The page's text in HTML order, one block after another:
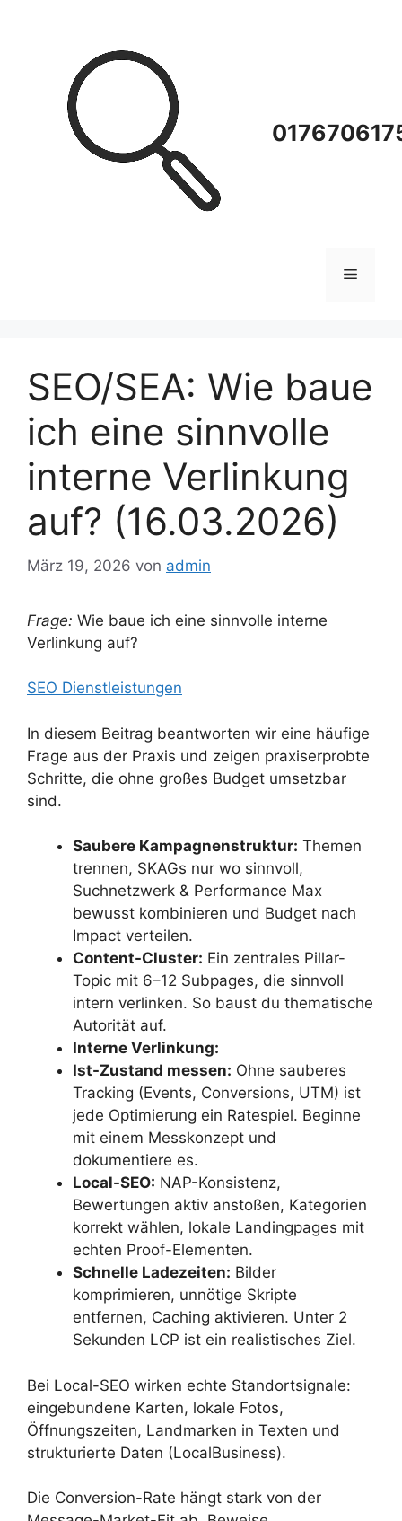
Menü
SEO/SEA: Wie baue
ich eine sinnvolle
interne Verlinkung
auf? (16.03.2026)
März 19, 2026 von admin
Frage: Wie baue ich eine sinnvolle interne
Verlinkung auf?
SEO Dienstleistungen
In diesem Beitrag beantworten wir eine häufige
Frage aus der Praxis und zeigen praxiserprobte
Schritte, die ohne großes Budget umsetzbar
sind.
Saubere Kampagnenstruktur: Themen
trennen, SKAGs nur wo sinnvoll,
Suchnetzwerk & Performance Max
bewusst kombinieren und Budget nach
Impact verteilen.
Content-Cluster: Ein zentrales Pillar-
Topic mit 6–12 Subpages, die sinnvoll
intern verlinken. So baust du thematische
Autorität auf.
Interne Verlinkung:
Ist-Zustand messen: Ohne sauberes
Tracking (Events, Conversions, UTM) ist
jede Optimierung ein Ratespiel. Beginne
mit einem Messkonzept und
dokumentiere es.
Local-SEO: NAP-Konsistenz,
Bewertungen aktiv anstoßen, Kategorien
korrekt wählen, lokale Landingpages mit
echten Proof-Elementen.
Schnelle Ladezeiten: Bilder
komprimieren, unnötige Skripte
entfernen, Caching aktivieren. Unter 2
Sekunden LCP ist ein realistisches Ziel.
Bei Local-SEO wirken echte Standortsignale:
eingebundene Karten, lokale Fotos,
Öffnungszeiten, Landmarken in Texten und
strukturierte Daten (LocalBusiness).
Die Conversion-Rate hängt stark von der